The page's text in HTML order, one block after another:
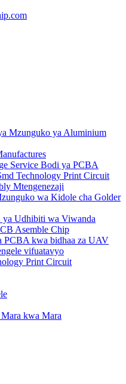
Mzunguko ya Aluminium
Service Bodi ya PCBA
Technology Print Circuit
Mtengenezaji
wa Kidole cha Golder
Udhibiti wa Viwanda
Asemble Chip
PCBA kwa bidhaa za UAV
vifuatavyo
Print Circuit
kwa Mara